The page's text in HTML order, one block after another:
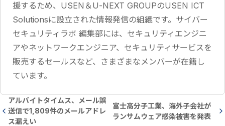
援するため、USEN＆U-NEXT GROUPのUSEN ICT
Solutionsに設立された情報発信の組織です。サイバー
セキュリティラボ 編集部には、セキュリティエンジニ
アやネットワークエンジニア、セキュリティサービスを
販売するセールスなど、さまざまなメンバーが在籍し
ています。
アルバイトタイムス、メール誤
送信で1,809件のメールアドレ
ス漏えい
富士高分子工業、海外子会社が
ランサムウェア感染被害を発表